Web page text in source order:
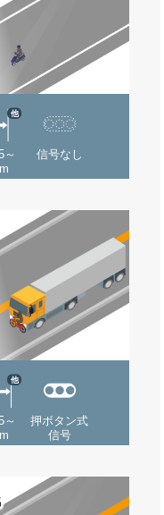
～
他
信号なし
～
他
押ボタン式
信号